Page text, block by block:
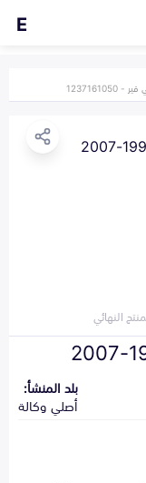
E
النهائي
بلد المنشأ:
أصلي وكالة